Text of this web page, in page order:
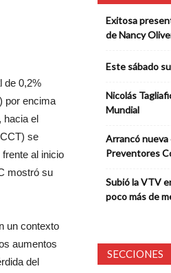
de 0,2%
por encima
hacia el
se
al inicio
mostró su
un contexto
aumentos
del
Exitosa
de Nancy
Este sábado
Nicolás
Mundial
Arrancó
Preventores
Subió la VTV
poco más de
SECCIONES